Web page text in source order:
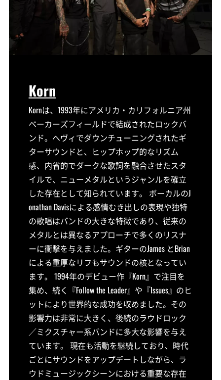
Korn
Kornは、1993年にアメリカ・カリフォルニア州
ベーカーズフィールドで結成されたロックバ
ンド。ヘヴィでダウンチューニングされたギ
ターサウンドと、ヒップホップ的なリズム
感、内省的でダークな歌詞を融合させたスタ
イルで、ニューメタルというジャンルを確立
した存在として知られています。 ボーカルのJ
onathan Davisによる感情むき出しの表現や独特
の歌唱はバンドの大きな特徴であり、従来の
メタルとは異なるアプローチで多くのリスナ
ーに衝撃を与えました。ギターのJames とBrian
による重厚なリフもサウンドの核となってい
ます。 1994年のデビュー作『Korn』で注目を
集め、続く『Follow the Leader』や『Issues』のヒ
ットにより世界的な成功を収めました。その
影響力は非常に大きく、後続のラウドロック
／ミクスチャー系バンドに多大な影響を与え
ています。 現在も活動を継続しており、時代
ごとにサウンドをアップデートしながら、ラ
ウドミュージックシーンにおける重要な存在